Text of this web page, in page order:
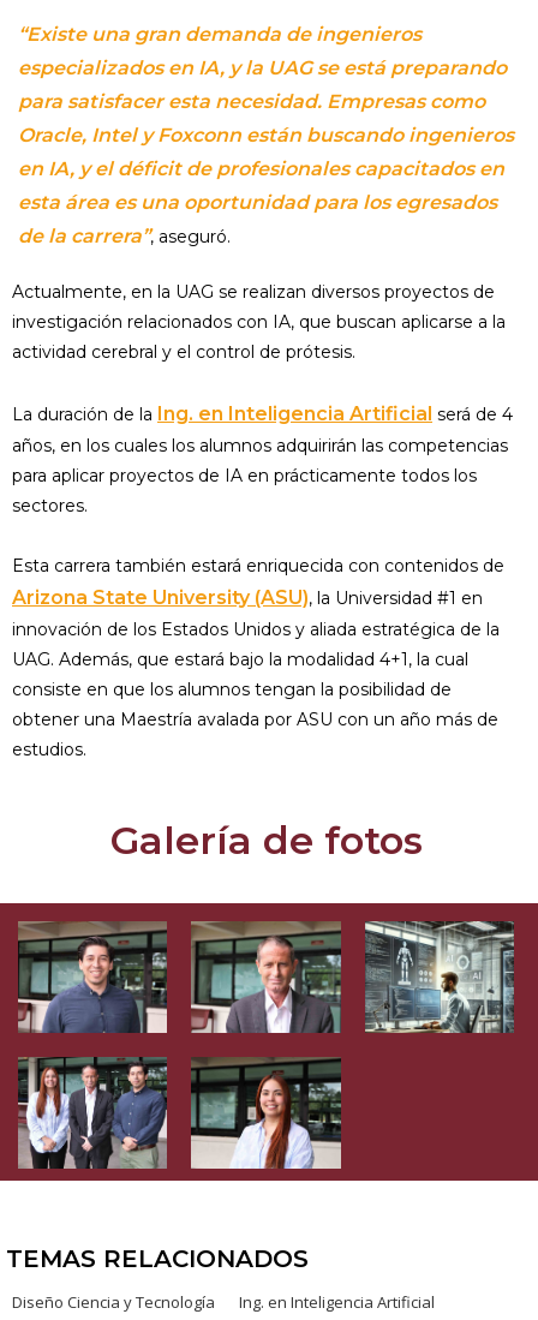
“Existe una gran demanda de ingenieros
especializados en IA, y la UAG se está preparando
para satisfacer esta necesidad. Empresas como
Oracle, Intel y Foxconn están buscando ingenieros
en IA, y el déficit de profesionales capacitados en
esta área es una oportunidad para los egresados
de la carrera”, aseguró.
Actualmente, en la UAG se realizan diversos proyectos de
investigación relacionados con IA, que buscan aplicarse a la
actividad cerebral y el control de prótesis.
La duración de la Ing. en Inteligencia Artificial será de 4
años, en los cuales los alumnos adquirirán las competencias
para aplicar proyectos de IA en prácticamente todos los
sectores.
Esta carrera también estará enriquecida con contenidos de
Arizona State University (ASU), la Universidad #1 en
innovación de los Estados Unidos y aliada estratégica de la
UAG. Además, que estará bajo la modalidad 4+1, la cual
consiste en que los alumnos tengan la posibilidad de
obtener una Maestría avalada por ASU con un año más de
estudios.
Galería de fotos
TEMAS RELACIONADOS
Diseño Ciencia y Tecnología Ing. en Inteligencia Artificial